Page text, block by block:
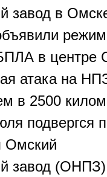
завод в
в центре
атака на
в 2500
подвергся
Омский
завод